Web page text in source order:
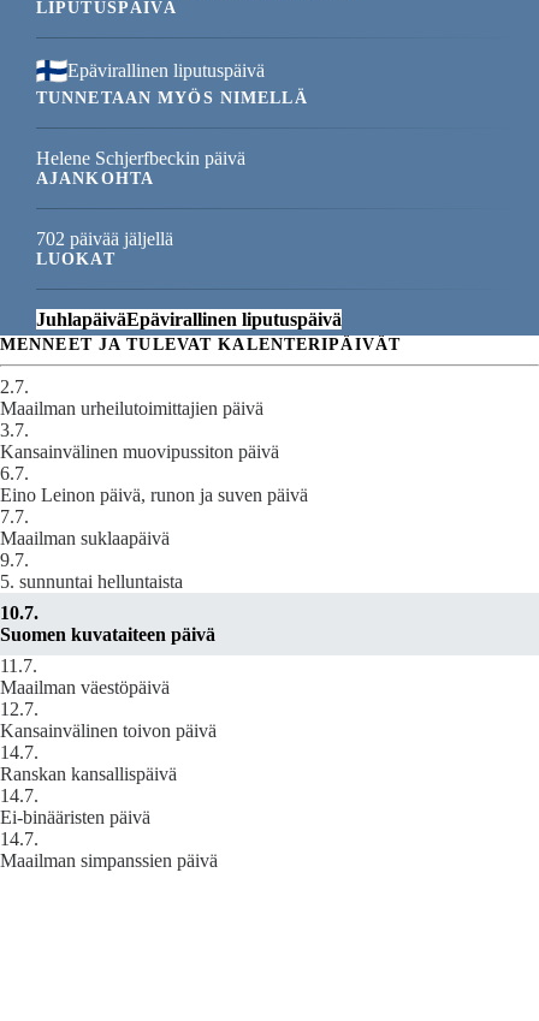
LIPUTUSPÄIVÄ
Epävirallinen liputuspäivä
TUNNETAAN MYÖS NIMELLÄ
Helene Schjerfbeckin päivä
AJANKOHTA
702 päivää jäljellä
LUOKAT
JuhlapäiväEpävirallinen liputuspäivä
MENNEET JA TULEVAT KALENTERIPÄIVÄT
2.7.
Maailman urheilutoimittajien päivä
3.7.
Kansainvälinen muovipussiton päivä
6.7.
Eino Leinon päivä, runon ja suven päivä
7.7.
Maailman suklaapäivä
9.7.
5. sunnuntai helluntaista
10.7.
Suomen kuvataiteen päivä
11.7.
Maailman väestöpäivä
12.7.
Kansainvälinen toivon päivä
14.7.
Ranskan kansallispäivä
14.7.
Ei-binääristen päivä
14.7.
Maailman simpanssien päivä